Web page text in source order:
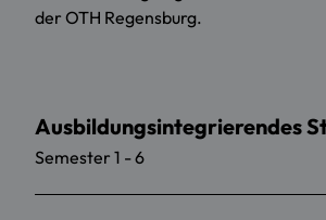
der OTH Regensburg.
Ausbildungsintegrierendes
Semester 1 - 6